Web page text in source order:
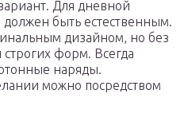
Для дневной
быть естественным.
дизайном, но без
форм. Всегда
наряды.
можно посредством